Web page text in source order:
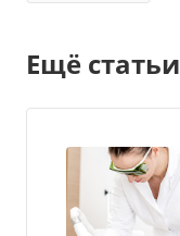
Ещё статьи